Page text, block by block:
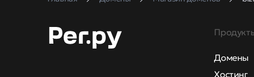
Домены
Хостинг